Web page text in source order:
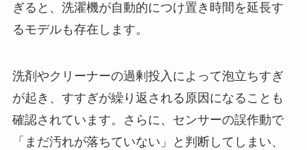
ぎると、洗濯機が自動的につけ置き時間を延長す
るモデルも存在します。
洗剤やクリーナーの過剰投入によって泡立ちすぎ
が起き、すすぎが繰り返される原因になることも
確認されています。さらに、センサーの誤作動で
「まだ汚れが落ちていない」と判断してしまい、